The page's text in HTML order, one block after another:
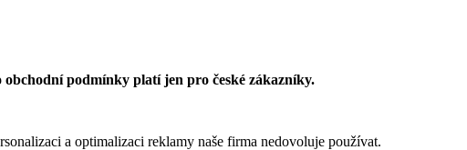
obchodní podmínky platí jen pro české zákazníky.
a optimalizaci reklamy naše firma nedovoluje používat.